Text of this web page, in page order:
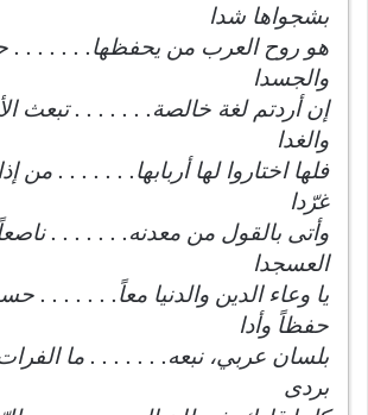
بشجواها شدا
هو روح العرب من يحفظها. . . . . . .
والجسدا
إن أردتم لغة خالصة. . . . . . . تبعث
والغدا
فلها اختاروا لها أربابها. . . . . . . من
غرّدا
وأتى بالقول من معدنه. . . . . . .
العسجدا
يا وعاء الدين والدنيا معاً. . . . . . .
حفظاً وأدا
بلسان عربي، نبعه. . . . . . . ما
بردى